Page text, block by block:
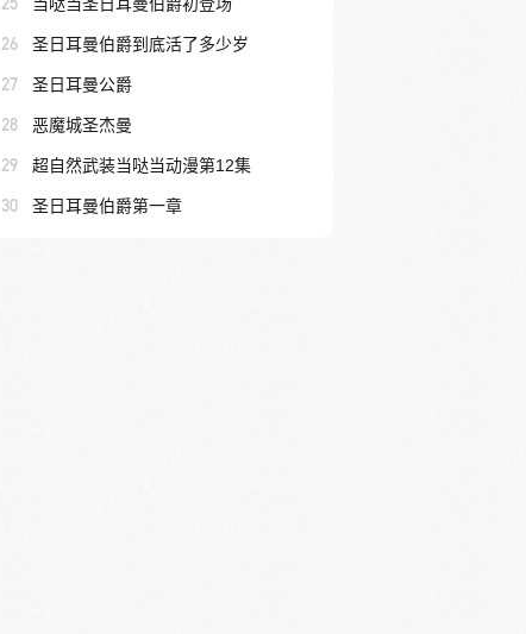
26 圣日耳曼伯爵到底活了多少岁
27 圣日耳曼公爵
28 恶魔城圣杰曼
29 超自然武装当哒当动漫第12集
30 圣日耳曼伯爵第一章